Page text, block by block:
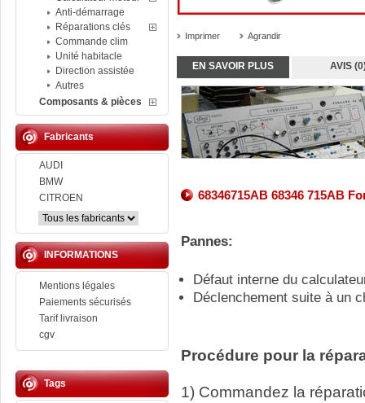
Anti-démarrage
Réparations clés
Commande clim
Unité habitacle
Direction assistée
Autres
Composants & pièces
Fabricants
AUDI
BMW
CITROEN
INFORMATIONS
Mentions légales
Paiements sécurisés
Tarif livraison
cgv
Tags
Imprimer Agrandir
EN SAVOIR PLUS AVIS
68346715AB 68346 715AB
Pannes:
Défaut interne du
Déclenchement suite à un
Procédure pour la
1) Commandez la